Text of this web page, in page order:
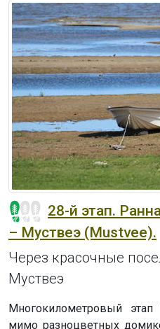
28-й этап.
– Муствеэ (Mustvee).
Через красочные
Муствеэ
Многокилометровый этап
мимо разноцветных